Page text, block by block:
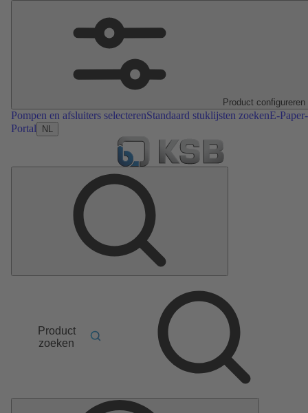
Product configureren
Pompen en afsluiters selecterenStandaard stuklijsten zoekenE-Paper-
Portal
NL
Product
zoeken